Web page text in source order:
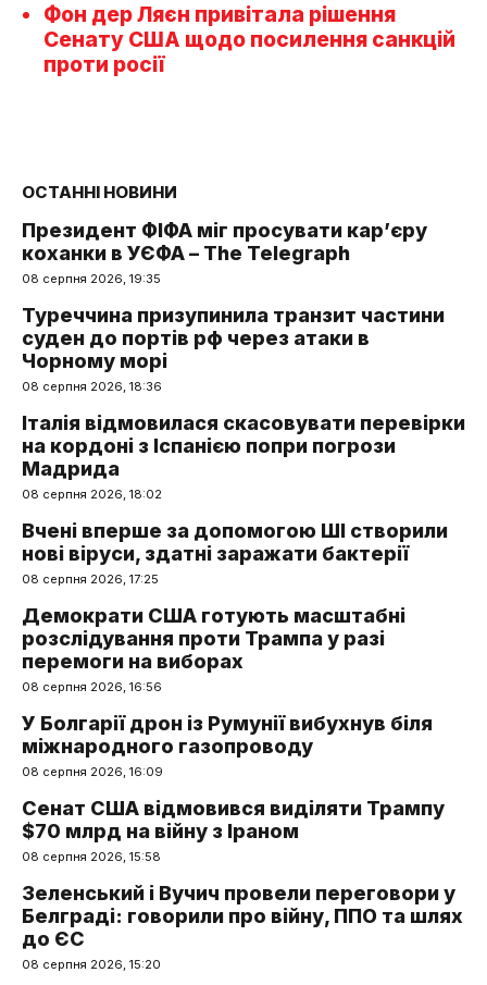
Фон дер Ляєн привітала рішення
Сенату США щодо посилення санкцій
проти росії
ОСТАННІ НОВИНИ
Президент ФІФА міг просувати кар’єру
коханки в УЄФА – The Telegraph
08 серпня 2026, 19:35
Туреччина призупинила транзит частини
суден до портів рф через атаки в
Чорному морі
08 серпня 2026, 18:36
Італія відмовилася скасовувати перевірки
на кордоні з Іспанією попри погрози
Мадрида
08 серпня 2026, 18:02
Вчені вперше за допомогою ШІ створили
нові віруси, здатні заражати бактерії
08 серпня 2026, 17:25
Демократи США готують масштабні
розслідування проти Трампа у разі
перемоги на виборах
08 серпня 2026, 16:56
У Болгарії дрон із Румунії вибухнув біля
міжнародного газопроводу
08 серпня 2026, 16:09
Сенат США відмовився виділяти Трампу
$70 млрд на війну з Іраном
08 серпня 2026, 15:58
Зеленський і Вучич провели переговори у
Белграді: говорили про війну, ППО та шлях
до ЄС
08 серпня 2026, 15:20